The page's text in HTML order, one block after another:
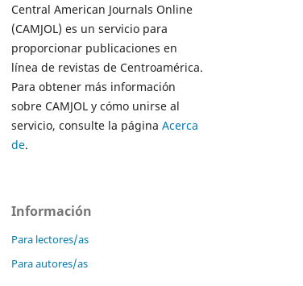
Central American Journals Online
(CAMJOL) es un servicio para
proporcionar publicaciones en
línea de revistas de Centroamérica.
Para obtener más información
sobre CAMJOL y cómo unirse al
servicio, consulte la página Acerca
de.
Información
Para lectores/as
Para autores/as